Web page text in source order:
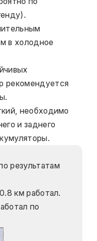
в холодное
рекомендуется
необходимо
и заднего
результатам
км работал.
по